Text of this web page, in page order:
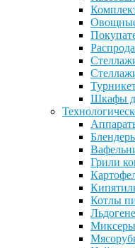
Шкафы
Грили
Котлы
Миксеры